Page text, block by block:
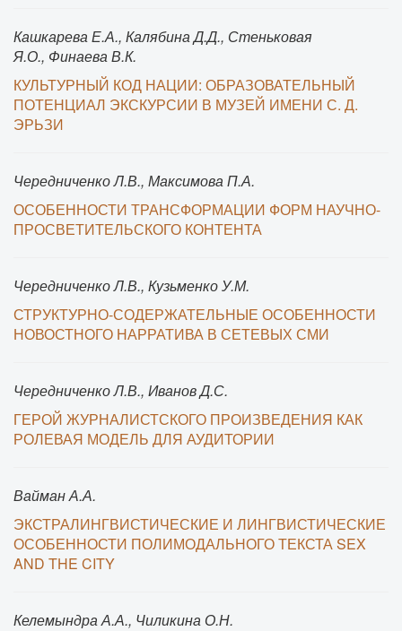
Кашкарева Е.А., Калябина Д.Д., Стеньковая
Я.О., Финаева В.К.
КУЛЬТУРНЫЙ КОД НАЦИИ: ОБРАЗОВАТЕЛЬНЫЙ
ПОТЕНЦИАЛ ЭКСКУРСИИ В МУЗЕЙ ИМЕНИ С. Д.
ЭРЬЗИ
Чередниченко Л.В., Максимова П.А.
ОСОБЕННОСТИ ТРАНСФОРМАЦИИ ФОРМ НАУЧНО-
ПРОСВЕТИТЕЛЬСКОГО КОНТЕНТА
Чередниченко Л.В., Кузьменко У.М.
СТРУКТУРНО-СОДЕРЖАТЕЛЬНЫЕ ОСОБЕННОСТИ
НОВОСТНОГО НАРРАТИВА В СЕТЕВЫХ СМИ
Чередниченко Л.В., Иванов Д.С.
ГЕРОЙ ЖУРНАЛИСТСКОГО ПРОИЗВЕДЕНИЯ КАК
РОЛЕВАЯ МОДЕЛЬ ДЛЯ АУДИТОРИИ
Вайман А.А.
ЭКСТРАЛИНГВИСТИЧЕСКИЕ И ЛИНГВИСТИЧЕСКИЕ
ОСОБЕННОСТИ ПОЛИМОДАЛЬНОГО ТЕКСТА SEX
AND THE CITY
Келемындра А.А., Чиликина О.Н.